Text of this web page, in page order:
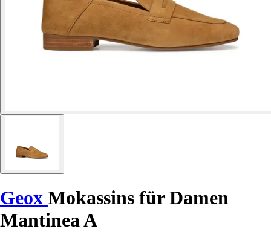
Geox Mokassins für Damen
Mantinea A